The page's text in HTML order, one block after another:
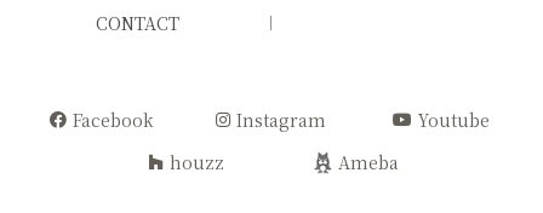
CONTACT
Facebook Instagram
Youtube
houzz
Ameba